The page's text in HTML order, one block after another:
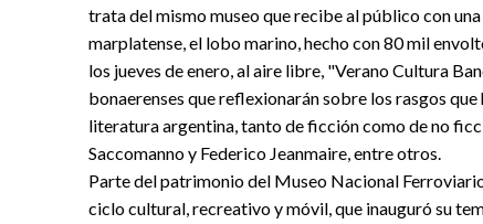
trata del mismo museo que recibe al público con
marplatense, el lobo marino, hecho con 80 mil
los jueves de enero, al aire libre, "Verano Cultura
bonaerenses que reflexionarán sobre los rasgos
literatura argentina, tanto de ficción como de no
Saccomanno y Federico Jeanmaire, entre otros.
Parte del patrimonio del Museo Nacional
ciclo cultural, recreativo y móvil, que inauguró su